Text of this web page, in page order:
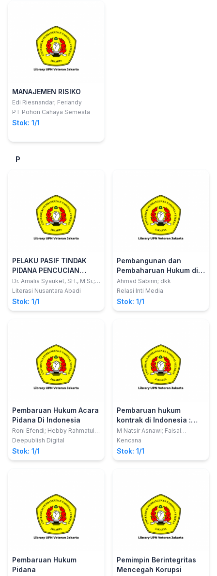
MANAJEMEN RISIKO
Edi Riesnandar; Feriandy
PT Pohon Cahaya Semesta
Stok: 1/1
P
PELAKU PASIF TINDAK
PIDANA PENCUCIAN
UANG
Dr. Amalia Syauket, SH., M.Si.;
Melanie Pita Lestari, SS, MH;
Literasi Nusantara Abadi
Stok: 1/1
Pembangunan dan
Pembaharuan Hukum di
Era Industri 5.0
Ahmad Sabirin; dkk
Relasi Inti Media
Stok: 1/1
Pembaruan Hukum Acara
Pidana Di Indonesia
Roni Efendi; Hebby Rahmatul
Utamy
Deepublish Digital
Stok: 1/1
Pembaruan hukum
kontrak di Indonesia :
prakontrak, kontrak,
pascakontrak
M Natsir Asnawi; Faisal
Santiago
Kencana
Stok: 1/1
Pembaruan Hukum
Pidana
Pemimpin Berintegritas
Mencegah Korupsi